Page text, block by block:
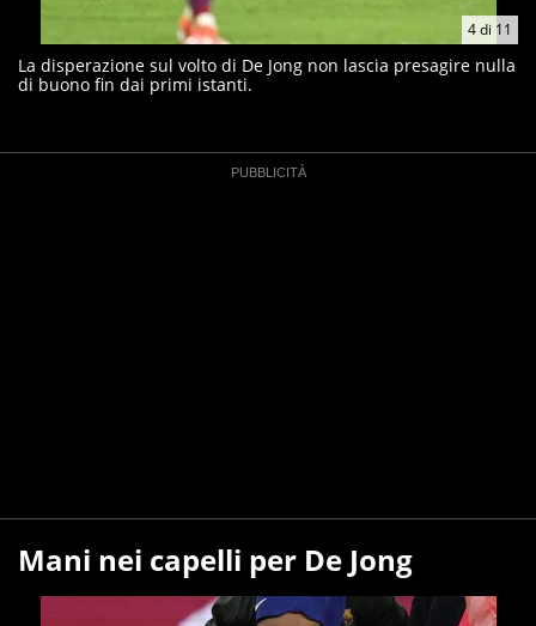
4di 11
La disperazione sul volto di De Jong non lascia presagire nulla
di buono fin dai primi istanti.
Mani nei capelli per De Jong